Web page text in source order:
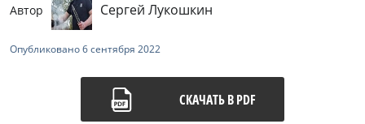
Автор Сергей Лукошкин
Опубликовано6 сентября 2022
СКАЧАТЬ В PDF